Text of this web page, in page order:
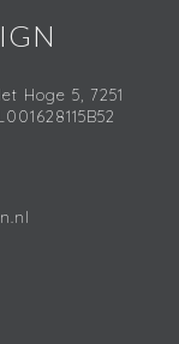
Hoge 5, 7251